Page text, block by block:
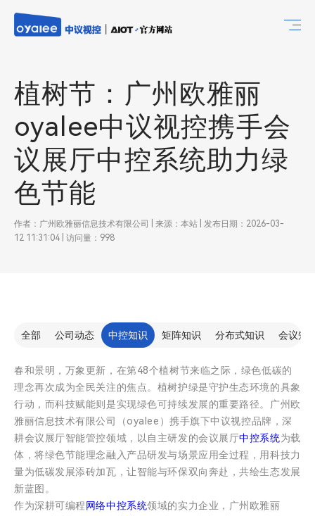
植树节：广州欧雅丽
oyalee中议视控携手会
议展厅中控系统助力绿
色节能
作者：广州欧雅丽信息技术有限公司 | 来源：本站 | 发布日期：2026-03-
12 11:31:04 | 访问量：998
全部 公司动态 中控知识 矩阵知识 分布式知识 会议知
春和景明，万象更新，在第48个植树节来临之际，绿色低碳的
理念再次成为全民关注的焦点。植树护绿是守护生态环境的具象
行动，而科技赋能则是实现绿色可持续发展的重要路径。广州欧
雅丽信息技术有限公司（oyalee）携手旗下中议视控品牌，深
耕会议展厅智能管控领域，以自主研发的会议展厅中控系统为载
体，将绿色节能理念融入产品研发与场景应用全过程，用科技力
量为低碳发展添砖加瓦，让智能与环保双向奔赴，共绘生态发展
新蓝图。
作为深耕可编程网络中控系统领域的实力企业，广州欧雅丽